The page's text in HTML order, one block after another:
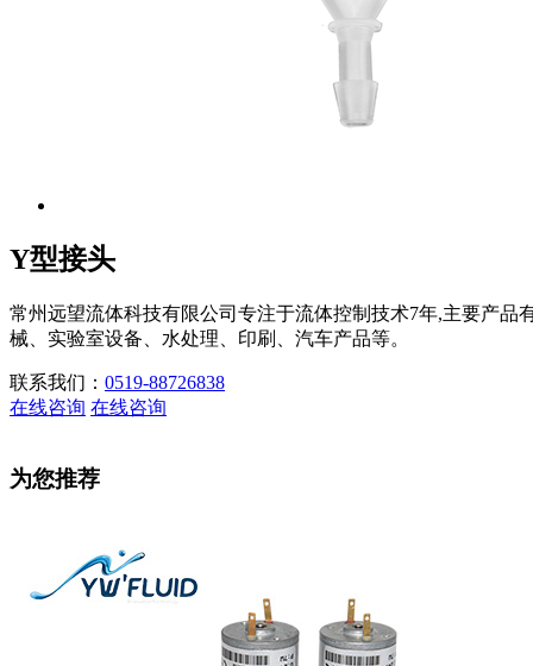
Y型接头
常州远望流体科技有限公司专注于流体控制技术7年,主要产
械、实验室设备、水处理、印刷、汽车产品等。
联系我们： 0519-88726838
在线咨询 在线咨询
为您推荐